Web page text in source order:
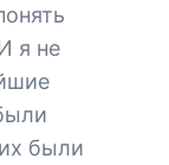
я не
были